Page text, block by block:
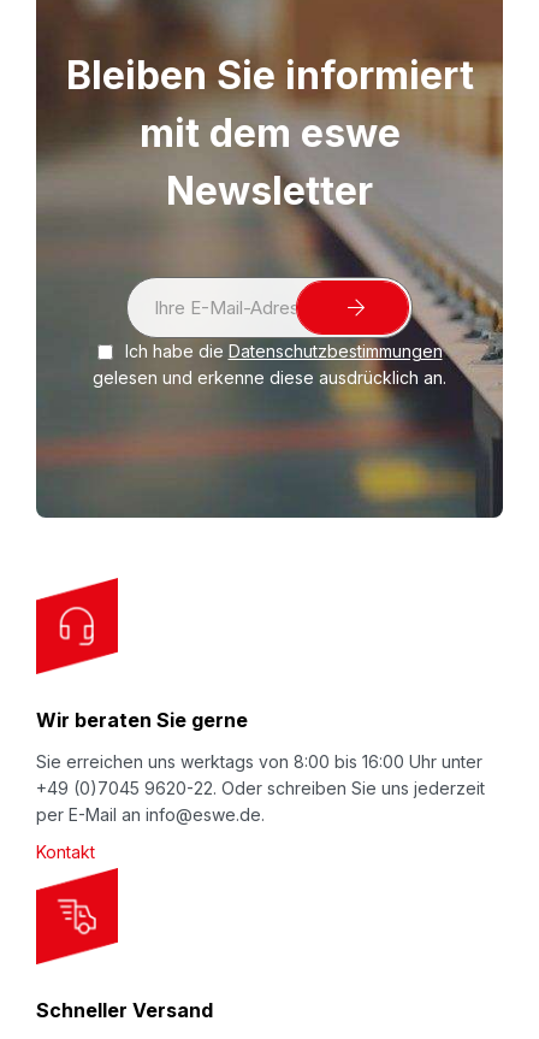
Bleiben Sie informiert
mit dem eswe
Newsletter
o
O
u
r
e
w
s
e
t
e
r
Ich habe die Datenschutzbestimmungen
gelesen und erkenne diese ausdrücklich an.
Wir beraten Sie gerne
Sie erreichen uns werktags von 8:00 bis 16:00 Uhr unter
+49 (0)7045 9620-22. Oder schreiben Sie uns jederzeit
per E-Mail an info@eswe.de.
Kontakt
Schneller Versand